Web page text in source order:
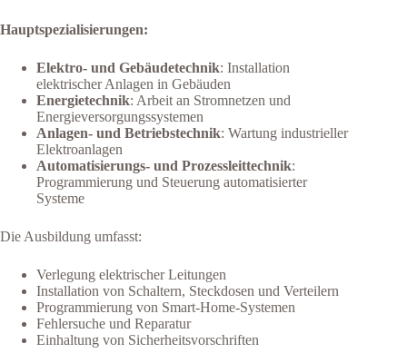
Hauptspezialisierungen:
Elektro- und Gebäudetechnik: Installation
elektrischer Anlagen in Gebäuden
Energietechnik: Arbeit an Stromnetzen und
Energieversorgungssystemen
Anlagen- und Betriebstechnik: Wartung industrieller
Elektroanlagen
Automatisierungs- und Prozessleittechnik:
Programmierung und Steuerung automatisierter
Systeme
Die Ausbildung umfasst:
Verlegung elektrischer Leitungen
Installation von Schaltern, Steckdosen und Verteilern
Programmierung von Smart-Home-Systemen
Fehlersuche und Reparatur
Einhaltung von Sicherheitsvorschriften